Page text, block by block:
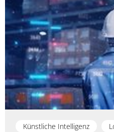
Künstliche Intelligenz